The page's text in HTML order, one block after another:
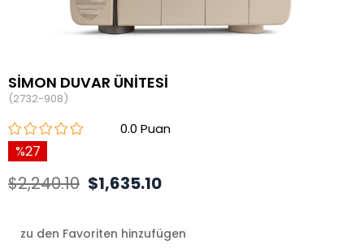
SİMON DUVAR ÜNİTESİ
(2732-908)
0.0
27
$2,240.10 $1,635.10
zu den Favoriten hinzufügen